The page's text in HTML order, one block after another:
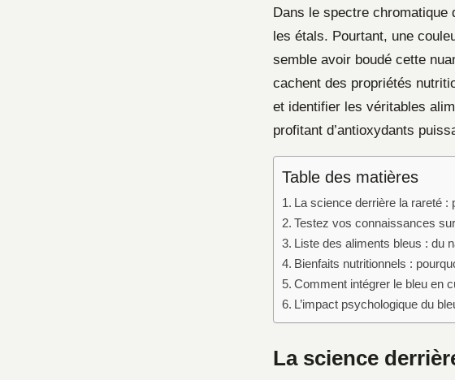
Dans le spectre
les étals. Pourtant, une
semble avoir boudé cette
cachent des propriétés
et identifier les véritables
profitant d’antioxydants
Table des matières
La science derrière la rareté :
Testez vos connaissances
Liste des aliments bleus : du
Bienfaits nutritionnels :
Comment intégrer le bleu en
L’impact psychologique du
La science